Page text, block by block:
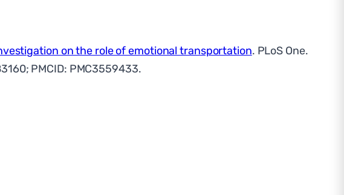
on the role of emotional transportation. PLoS One.
PMCID: PMC3559433.